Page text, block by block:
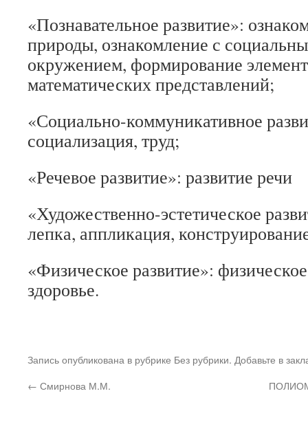
«Познавательное развитие»:
природы, ознакомление с
окружением, формирование
математических представлений;
«Социально-коммуникативное
социализация, труд;
«Речевое развитие»: развитие речи
«Художественно-эстетическое
лепка, аппликация,
«Физическое развитие»:
здоровье.
Запись опубликована в рубрике Без рубрики. Добавьте в
← Смирнова М.М.